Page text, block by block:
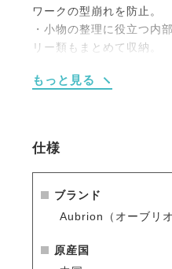
ワークの型崩れを防止。
・小物の整理に役立つ内
リー類もまとめて収納。
を外側に配置。
・耐久性に優れた織り生
な底鋲を採用。
※シーズン品のため入荷
人気商品はすぐに完売と
早くご案内している
もっと見る
仕様
ブランド
Aubrion（オーブリオ
原産国